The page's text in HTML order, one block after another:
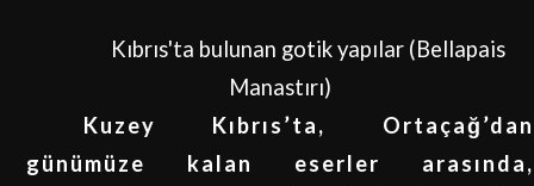
Kıbrıs'ta bulunan gotik yapılar (Bellapais
Manastırı)
Kuzey Kıbrıs’ta, Ortaçağ’dan
günümüze kalan eserler arasında,